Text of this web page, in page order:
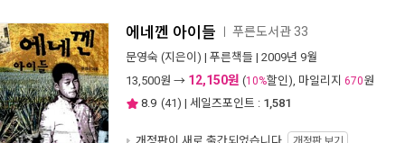
에네껜 아이들 푸른도서관 33
문영숙 (지은이) | 푸른책들 | 2009년 9월
13,500원 → 12,150원 (10%할인), 마일리지 670원
8.9 (41) | 세일즈포인트 : 1,581